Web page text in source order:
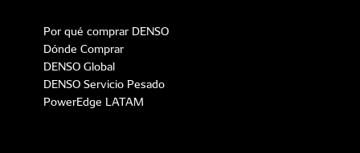
Por qué comprar DENSO
Dónde Comprar
DENSO Global
DENSO Servicio Pesado
PowerEdge LATAM